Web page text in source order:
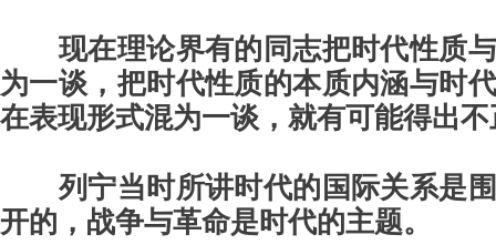
现在理论界有的同志把时代性质
为一谈，把时代性质的本质内涵与时
在表现形式混为一谈，就有可能得出
列宁当时所讲时代的国际关系是
开的，战争与革命是时代的主题。